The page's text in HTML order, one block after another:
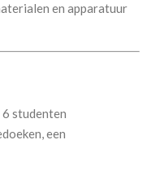
en apparatuur
6 studenten
een